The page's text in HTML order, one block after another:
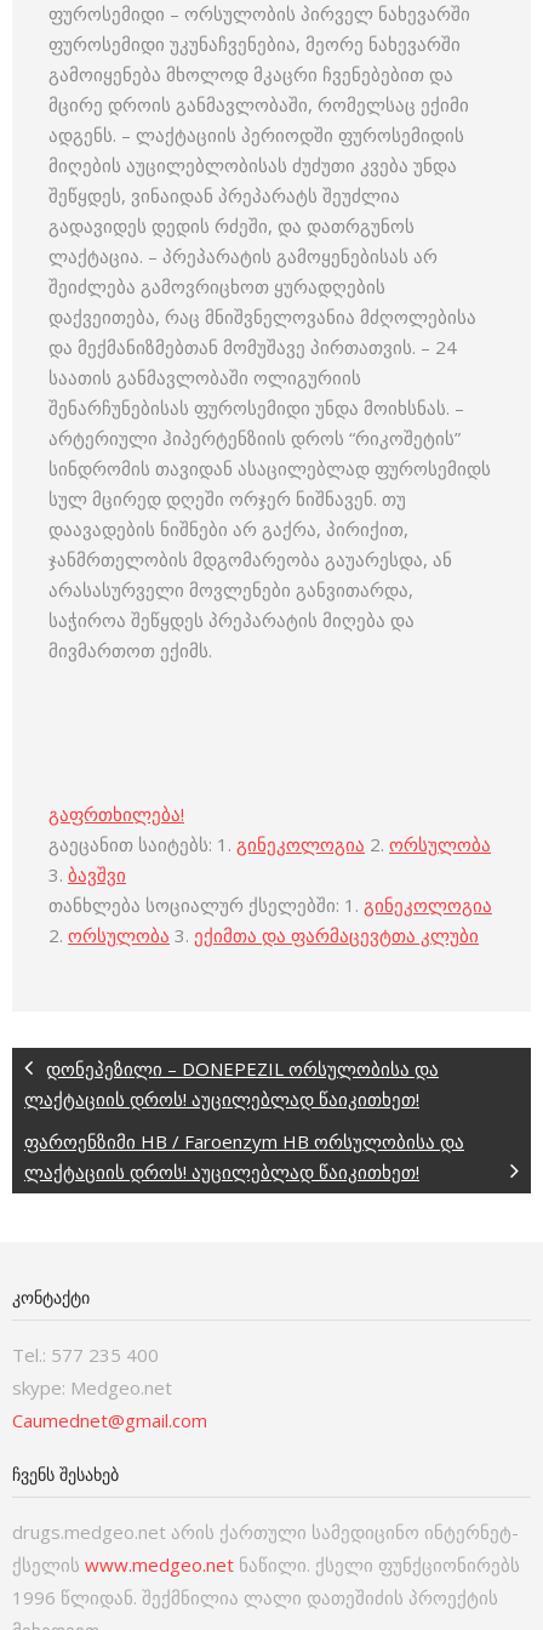
ფუროსემიდი – ორსულობის პირველ ნახევარში
ფუროსემიდი უკუნაჩვენებია, მეორე ნახევარში
გამოიყენება მხოლოდ მკაცრი ჩვენებებით და
მცირე დროის განმავლობაში, რომელსაც ექიმი
ადგენს. – ლაქტაციის პერიოდში ფუროსემიდის
მიღების აუცილებლობისას ძუძუთი კვება უნდა
შეწყდეს, ვინაიდან პრეპარატს შეუძლია
გადავიდეს დედის რძეში, და დათრგუნოს
ლაქტაცია. – პრეპარატის გამოყენებისას არ
შეიძლება გამოვრიცხოთ ყურადღების
დაქვეითება, რაც მნიშვნელოვანია მძღოლებისა
და მექმანიზმებთან მომუშავე პირთათვის. – 24
საათის განმავლობაში ოლიგურიის
შენარჩუნებისას ფუროსემიდი უნდა მოიხსნას. –
არტერიული ჰიპერტენზიის დროს “რიკოშეტის”
სინდრომის თავიდან ასაცილებლად ფუროსემიდს
სულ მცირედ დღეში ორჯერ ნიშნავენ. თუ
დაავადების ნიშნები არ გაქრა, პირიქით,
ჯანმრთელობის მდგომარეობა გაუარესდა, ან
არასასურველი მოვლენები განვითარდა,
საჭიროა შეწყდეს პრეპარატის მიღება და
მივმართოთ ექიმს.
გაფრთხილება!
გაეცანით საიტებს: 1. გინეკოლოგია 2. ორსულობა
3. ბავშვი
თანხლება სოციალურ ქსელებში: 1. გინეკოლოგია
2. ორსულობა 3. ექიმთა და ფარმაცევტთა კლუბი
დონეპეზილი – DONEPEZIL ორსულობისა და
ლაქტაციის დროს! აუცილებლად წაიკითხეთ!
ფაროენზიმი HB / Faroenzym HB ორსულობისა და
ლაქტაციის დროს! აუცილებლად წაიკითხეთ!
ᲙᲝᲜᲢᲐᲥᲢᲘ
Tel.: 577 235 400
skype: Medgeo.net
Caumednet@gmail.com
ᲩᲕᲔᲜᲡ ᲨᲔᲡᲐᲮᲔᲑ
drugs.medgeo.net არის ქართული სამედიცინო ინტერნეტ-
ქსელის www.medgeo.net ნაწილი. ქსელი ფუნქციონირებს
1996 წლიდან. შექმნილია ლალი დათეშიძის პროექტის